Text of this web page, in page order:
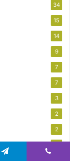
34
15
14
9
7
7
3
2
2